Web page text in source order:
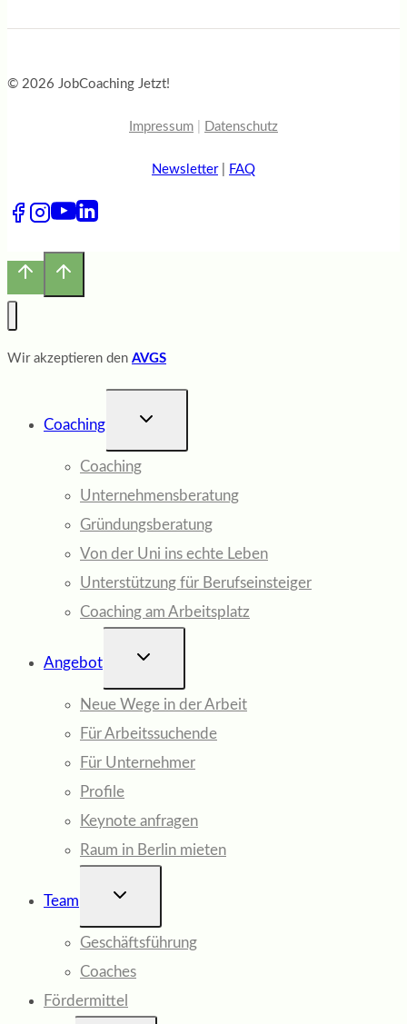
© 2026 JobCoaching Jetzt!
Impressum Datenschutz
Newsletter| FAQ
Wir akzeptieren den AVGS
Coaching
UNTERMENÜ
Coaching
Unternehmensberatung
Gründungsberatung
Von der Uni ins echte Leben
Unterstützung für Berufseinsteiger
Coaching am Arbeitsplatz
Angebot
UNTERMENÜ
Neue Wege in der Arbeit
Für Arbeitssuchende
Für Unternehmer
Profile
Keynote anfragen
Raum in Berlin mieten
Team
UNTERMENÜ
Geschäftsführung
Coaches
Fördermittel